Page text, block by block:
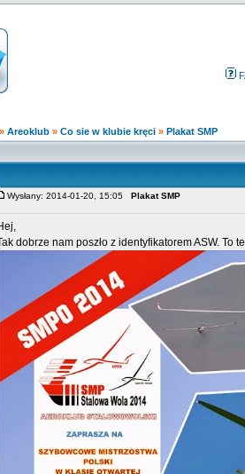
» Areoklub » Co sie w klubie kręci » Plakat SMP
Wysłany: 2014-01-20, 15:05 Plakat SMP
dobrze nam poszło z identyfikatorem ASW. To